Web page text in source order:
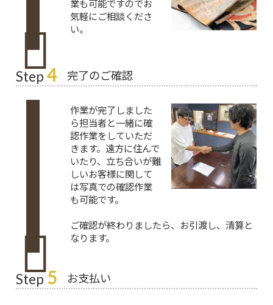
業も可能ですのでお
気軽にご相談くださ
い。
Step 4 完了のご確認
作業が完了しました
ら担当者と一緒に確
認作業をしていただ
きます。遠方に住んで
いたり、立ち合いが難
しいお客様に関して
は写真での確認作業
も可能です。
ご確認が終わりましたら、お引渡し、清算と
なります。
Step 5 お支払い